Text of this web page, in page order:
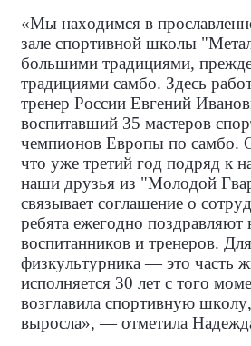
«Мы находимся в
зале спортивной школы
большими традициями, прежде
традициями самбо. Здесь
тренер России Евгений
воспитавший 35 мастеров
чемпионов Европы по самбо.
что уже третий год подряд к
наши друзья из "Молодой
связывает соглашение о
ребята ежегодно
воспитанников и тренеров.
физкультурника — это часть
исполняется 30 лет с того
возглавила спортивную
выросла», — отметила